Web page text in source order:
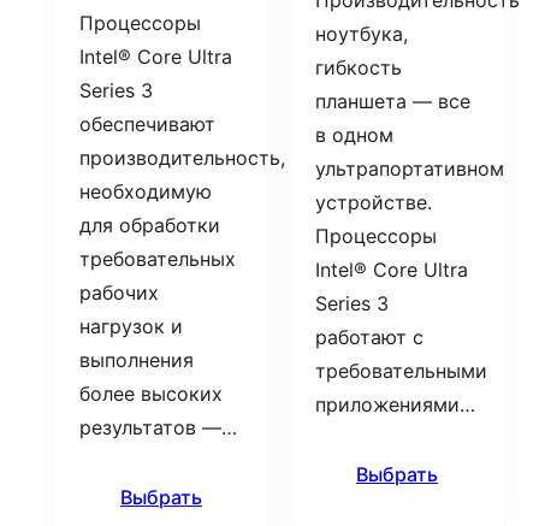
Процессоры
Intel® Core Ultra
Series 3
обеспечивают
производительность,
необходимую
для обработки
требовательных
рабочих
нагрузок и
выполнения
более высоких
результатов —…
Выбрать
ноутбука,
гибкость
планшета — все
в одном
ультрапортативном
устройстве.
Процессоры
Intel® Core Ultra
Series 3
работают с
требовательными
приложениями…
Выбрать